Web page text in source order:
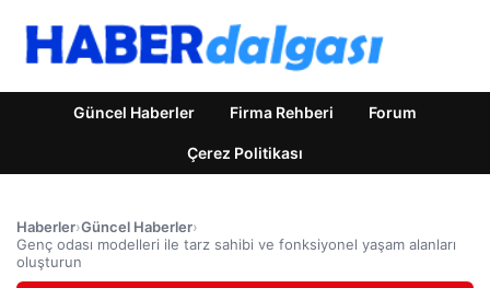
Güncel Haberler Firma Rehberi Forum
Çerez Politikası
Haberler›Güncel Haberler›
Genç odası modelleri ile tarz sahibi ve fonksiyonel yaşam alanları
oluşturun